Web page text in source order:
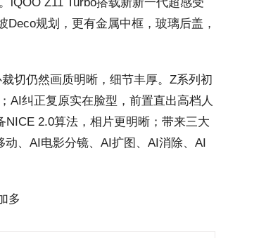
规划，更有金属中框，玻璃后盖，
切仍然画质明晰，细节丰厚。Z系列初
AI纠正复原实在脸型，前置直出高档人
2.0算法，相片更明晰；带来三大
、AI电影分镜、AI扩图、AI消除、AI
多